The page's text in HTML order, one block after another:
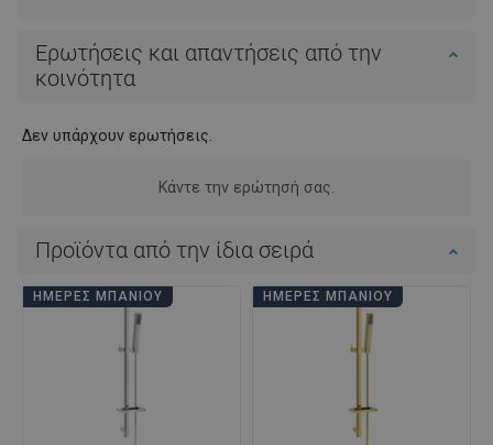
Ερωτήσεις και απαντήσεις από την
κοινότητα
Δεν υπάρχουν ερωτήσεις.
Κάντε την ερώτησή σας.
Προϊόντα από την ίδια σειρά
ΗΜΈΡΕΣ ΜΠΆΝΙΟΥ ΗΜΈΡΕΣ ΜΠΆΝΙΟΥ